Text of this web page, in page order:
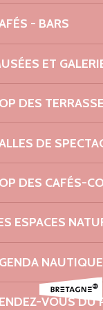
- BARS
ET
DES
DE
DES CAFÉS-
ESPACES
NAUTIQUE
VOUS DU
de
shooting
des
besoins : le
,